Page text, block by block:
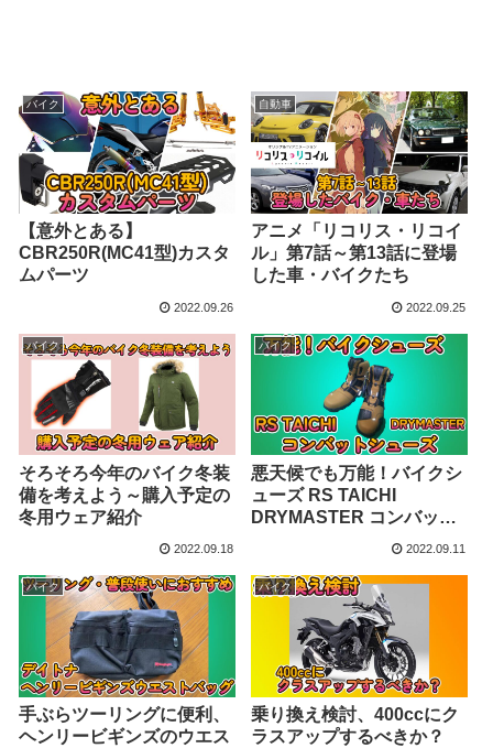
バイク
【意外とある】
CBR250R(MC41型)カスタ
ムパーツ
2022.09.26
自動車
アニメ「リコリス・リコイ
ル」第7話～第13話に登場
した車・バイクたち
2022.09.25
バイク
そろそろ今年のバイク冬装
備を考えよう～購入予定の
冬用ウェア紹介
2022.09.18
バイク
悪天候でも万能！バイクシ
ューズ RS TAICHI
DRYMASTER コンバット
2022.09.11
バイク
手ぶらツーリングに便利、
ヘンリービギンズのウエス
バイク
乗り換え検討、400ccにク
ラスアップするべきか？